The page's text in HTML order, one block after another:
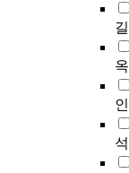
길
옥
인
석